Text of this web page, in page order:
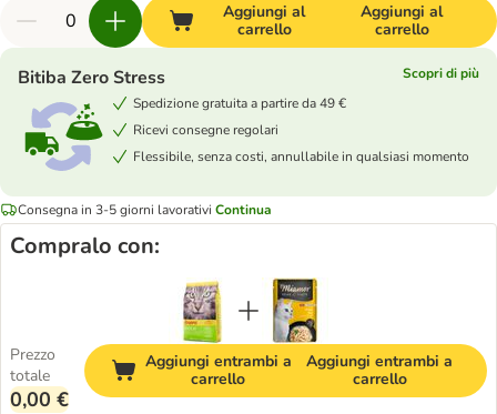
Aggiungi al
carrello
Aggiungi al
carrello
Bitiba Zero Stress
Scopri di più
Spedizione gratuita a partire da 49 €
Ricevi consegne regolari
Flessibile, senza costi, annullabile in qualsiasi momento
Consegna in 3-5 giorni lavorativi Continua
Compralo con:
Prezzo
totale
0,00 €
Aggiungi entrambi a
carrello
Aggiungi entrambi a
carrello